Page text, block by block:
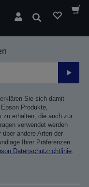
Suchen
Sie sich damit
Produkte,
zu erhalten, die auch zur
verwendet werden
andere Arten der
Ihrer Präferenzen
Datenschutzrichtlinie.